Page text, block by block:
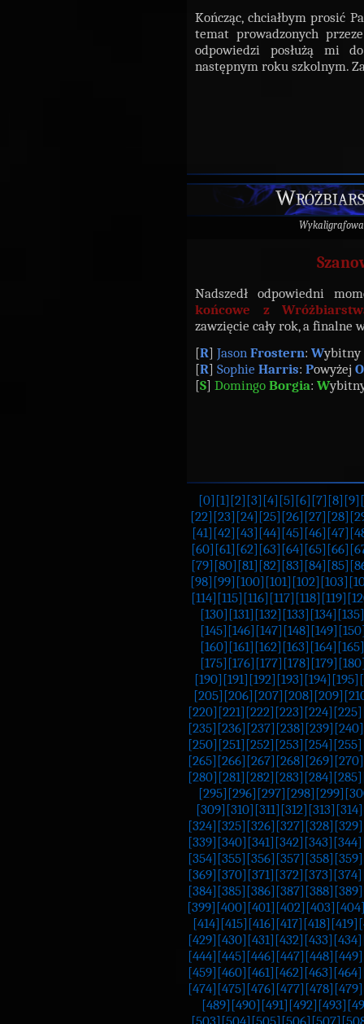
Kończąc, chciałbym prosić
temat prowadzonych
odpowiedzi posłużą mi
następnym roku szkolnym.
Nadszedł odpowiedni
końcowe z
zawzięcie cały rok, a finalne
[R] Jason Frostern: Wybitny
[R] Sophie Harris: Powyżej O
[S] Domingo Borgia: W
[0] [1] [2] [3] [4] [5] [6] [7] [8] [9]
[22] [23] [24] [25] [26] [27] [28]
[41] [42] [43] [44] [45] [46] [47]
[60] [61] [62] [63] [64] [65] [66]
[79] [80] [81] [82] [83] [84] [85]
[98] [99] [100] [101] [102] [103]
[114] [115] [116] [117] [118] [119]
[130] [131] [132] [133] [134] [135]
[145] [146] [147] [148] [149]
[160] [161] [162] [163] [164] [165]
[175] [176] [177] [178] [179]
[190] [191] [192] [193] [194] [195]
[205] [206] [207] [208] [209]
[220] [221] [222] [223] [224] [225]
[235] [236] [237] [238] [239] [240]
[250] [251] [252] [253] [254] [255]
[265] [266] [267] [268] [269] [270]
[280] [281] [282] [283] [284] [285]
[295] [296] [297] [298] [299]
[309] [310] [311] [312] [313] [314]
[324] [325] [326] [327] [328] [329]
[339] [340] [341] [342] [343] [344]
[354] [355] [356] [357] [358] [359]
[369] [370] [371] [372] [373] [374]
[384] [385] [386] [387] [388] [389]
[399] [400] [401] [402] [403]
[414] [415] [416] [417] [418] [419]
[429] [430] [431] [432] [433] [434]
[444] [445] [446] [447] [448] [449]
[459] [460] [461] [462] [463] [464]
[474] [475] [476] [477] [478] [479]
[489] [490] [491] [492] [493]
[503] [504] [505] [506] [507]